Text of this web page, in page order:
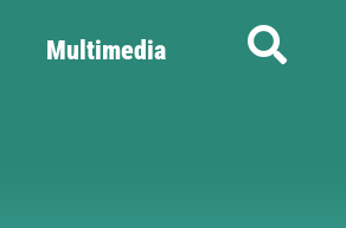
Multimedia